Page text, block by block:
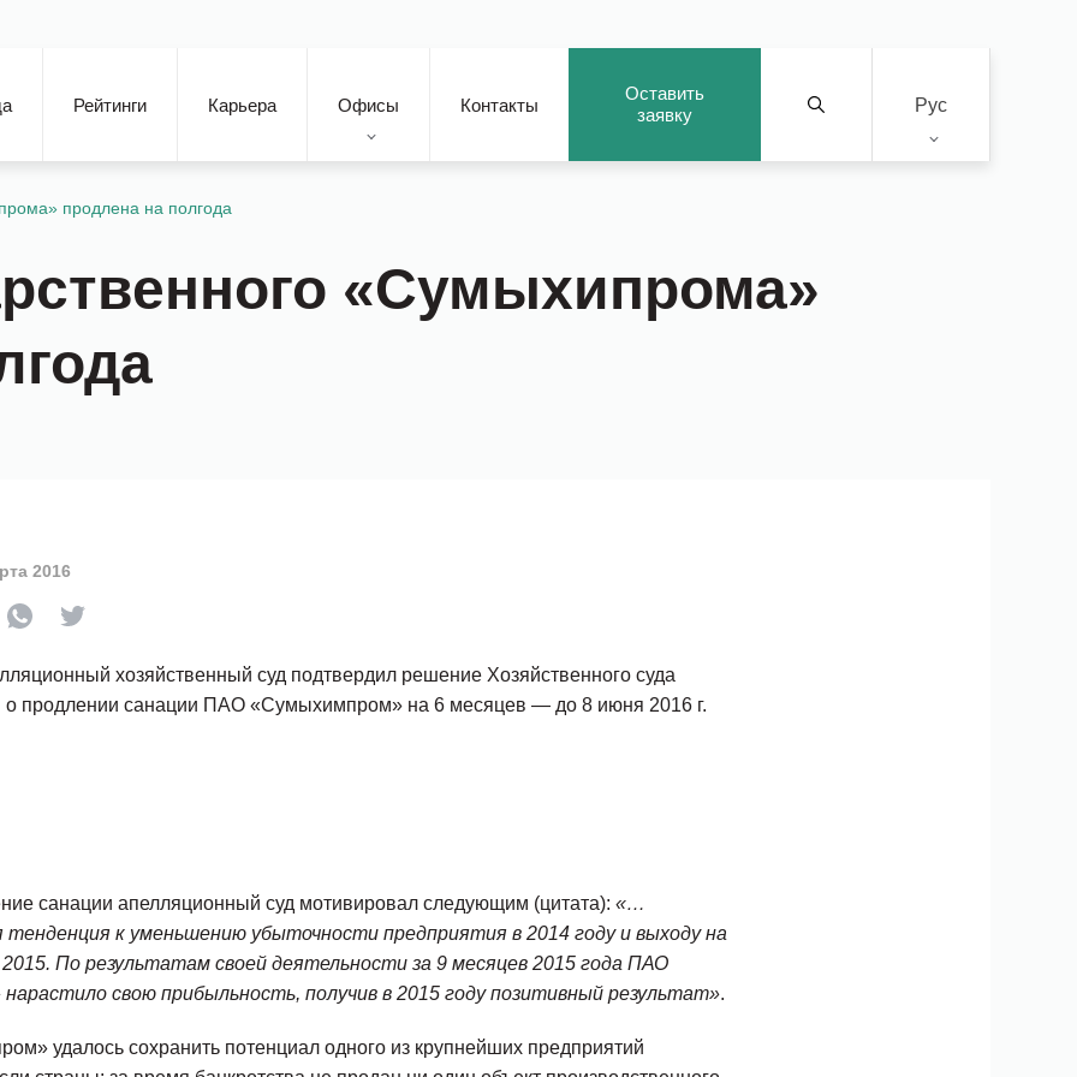
Оставить
заявку
Рус
Рейтинги Карьера Офисы Контакты
продлена на полгода
«Сумыхипрома»
2016
хозяйственный суд подтвердил решение Хозяйственного суда
о продлении санации ПАО «Сумыхимпром» на 6 месяцев — до 8 июня 2016 г.
санации апелляционный суд мотивировал следующим (цитата): «…
тенденция к уменьшению убыточности предприятия в 2014 году и выходу на
По результатам своей деятельности за 9 месяцев 2015 года ПАО
свою прибыльность, получив в 2015 году позитивный результат».
удалось сохранить потенциал одного из крупнейших предприятий